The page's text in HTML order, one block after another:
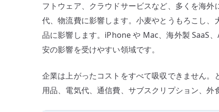
フトウェア、クラウドサービスなど、多くを海
代、物流費に影響します。小麦やとうもろこし
品に影響します。iPhone や Mac、海外製 SaaS
安の影響を受けやすい領域です。
企業は上がったコストをすべて吸収できません
用品、電気代、通信費、サブスクリプション、外